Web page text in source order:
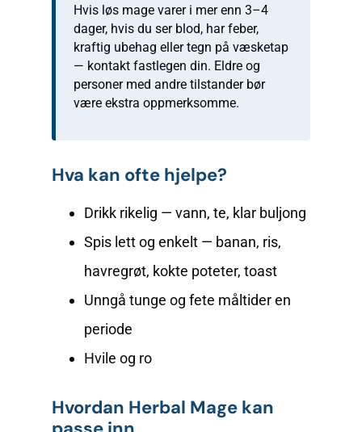
Hvis løs mage varer i mer enn 3–4
dager, hvis du ser blod, har feber,
kraftig ubehag eller tegn på væsketap
— kontakt fastlegen din. Eldre og
personer med andre tilstander bør
være ekstra oppmerksomme.
Hva kan ofte hjelpe?
Drikk rikelig — vann, te, klar buljong
Spis lett og enkelt — banan, ris,
havregrøt, kokte poteter, toast
Unngå tunge og fete måltider en
periode
Hvile og ro
Hvordan Herbal Mage kan